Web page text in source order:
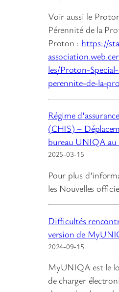
Voir aussi le
Pérennité de la
Proton : https://
les/Proton-
perennite-de-la-
Régime
(CHIS) –
bureau UNIQA
2025-03-15
Pour plus
les Nouvelles
Difficultés
version de
2024-09-15
MyUNIQA est le
de charger